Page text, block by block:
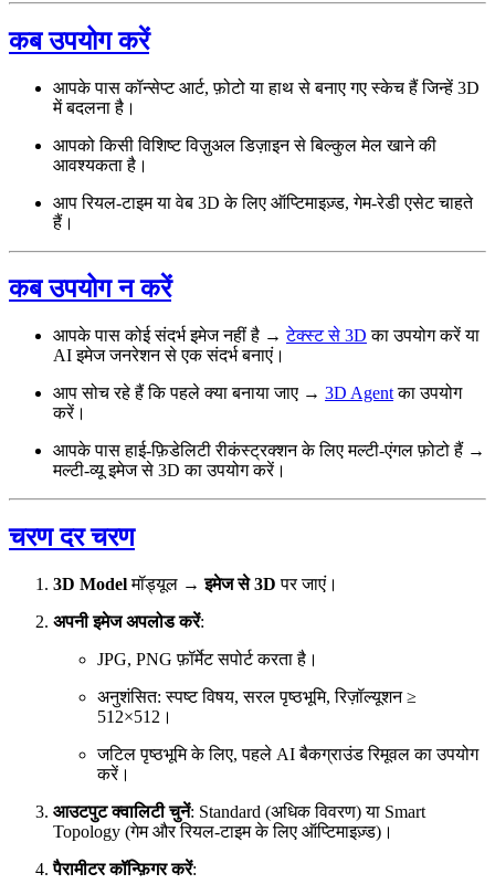
कब उपयोग करें
आपके पास कॉन्सेप्ट आर्ट, फ़ोटो या हाथ से बनाए गए स्केच हैं जिन्हें 3D
में बदलना है।
आपको किसी विशिष्ट विज़ुअल डिज़ाइन से बिल्कुल मेल खाने की
आवश्यकता है।
आप रियल-टाइम या वेब 3D के लिए ऑप्टिमाइज़्ड, गेम-रेडी एसेट चाहते
हैं।
कब उपयोग न करें
आपके पास कोई संदर्भ इमेज नहीं है →टेक्स्ट से 3D का उपयोग करें या
AI इमेज जनरेशन से एक संदर्भ बनाएं।
आप सोच रहे हैं कि पहले क्या बनाया जाए → 3D Agentका उपयोग
करें।
आपके पास हाई-फ़िडेलिटी रीकंस्ट्रक्शन के लिए मल्टी-एंगल फ़ोटो हैं →
मल्टी-व्यू इमेज से 3D का उपयोग करें।
चरण दर चरण
3D Modelमॉड्यूल →इमेज से 3D पर जाएं।
अपनी इमेज अपलोड करें:
JPG, PNG फ़ॉर्मेट सपोर्ट करता है।
अनुशंसित: स्पष्ट विषय, सरल पृष्ठभूमि, रिज़ॉल्यूशन ≥
512×512।
जटिल पृष्ठभूमि के लिए, पहले AI बैकग्राउंड रिमूवल का उपयोग
करें।
आउटपुट क्वालिटी चुनें: Standard (अधिक विवरण) या Smart
Topology (गेम और रियल-टाइम के लिए ऑप्टिमाइज़्ड)।
पैरामीटर कॉन्फ़िगर करें: